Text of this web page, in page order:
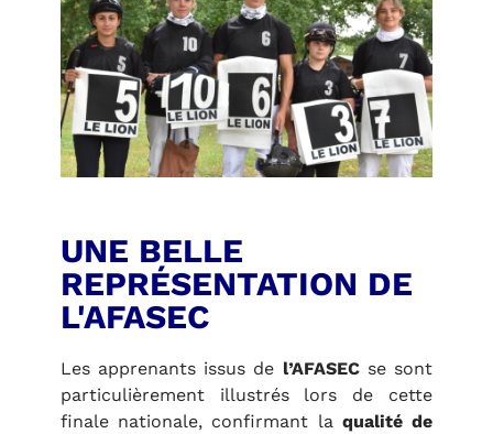
UNE BELLE
REPRÉSENTATION DE
L'AFASEC
Les apprenants issus de l’AFASECse sont
particulièrement illustrés lors de cette
finale nationale, confirmant la qualité de